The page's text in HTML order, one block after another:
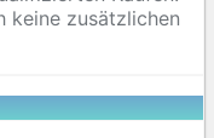
keine zusätzlichen